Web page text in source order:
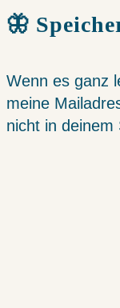
🦋
Wenn es ganz
meine
nicht in deinem